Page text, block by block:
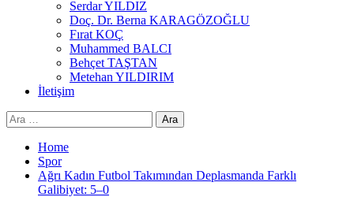
Serdar YILDIZ
Doç. Dr. Berna KARAGÖZOĞLU
Fırat KOÇ
Muhammed BALCI
Behçet TAŞTAN
Metehan YILDIRIM
İletişim
Arama:
Home
Spor
Ağrı Kadın Futbol Takımından Deplasmanda Farklı
Galibiyet: 5–0